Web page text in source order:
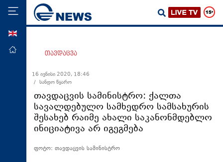
მთავარი
ეკონომიკა
მსოფლიო
ჯანდაცვა
საზოგადოება
სამართალი
თავდაცვა
16 ივნისი 2020, 18:46
/ სანდო წყარო
თავდაცვის სამინისტრო: ქალთა
სავალდებულო სამხედრო სამსახურის
შესახებ რაიმე ახალი საკანონმდებლო
ინიციატივა არ იგეგმება
ფოტო: თავდაცვის სამინისტრო